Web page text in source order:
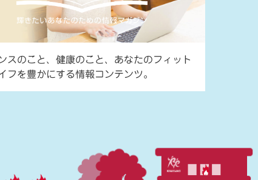
スのこと、健康のこと、あなたのフィット
フを豊かにする情報コンテンツ。